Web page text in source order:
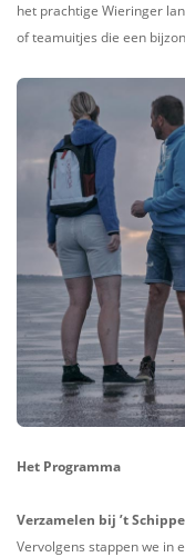
het prachtige Wieringer
of teamuitjes die een
Het Programma
Verzamelen bij ’t
Vervolgens stappen we in